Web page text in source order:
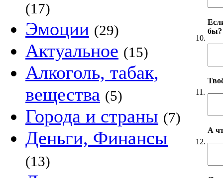
(17)
Эмоции (29)
Актуальное (15)
Алкоголь, табак,
вещества (5)
Города и страны (7)
Деньги, Финансы
(13)
10.
бы?
11.
12.
А